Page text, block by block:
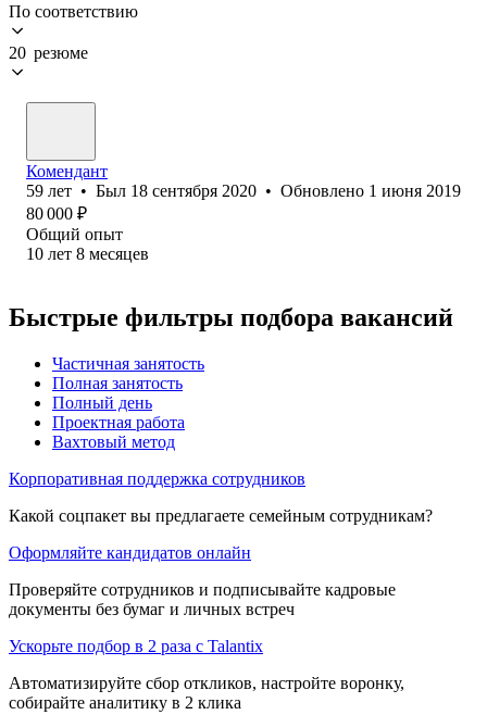
По соответствию
20 резюме
Комендант
59 лет • Был 18 сентября 2020 • Обновлено 1 июня 2019
80 000 ₽
Общий опыт
10 лет 8 месяцев
Быстрые фильтры подбора вакансий
Частичная занятость
Полная занятость
Полный день
Проектная работа
Вахтовый метод
Корпоративная поддержка сотрудников
Какой соцпакет вы предлагаете семейным сотрудникам?
Оформляйте кандидатов онлайн
Проверяйте сотрудников и подписывайте кадровые
документы без бумаг и личных встреч
Ускорьте подбор в 2 раза с Talantix
Автоматизируйте сбор откликов, настройте воронку,
собирайте аналитику в 2 клика